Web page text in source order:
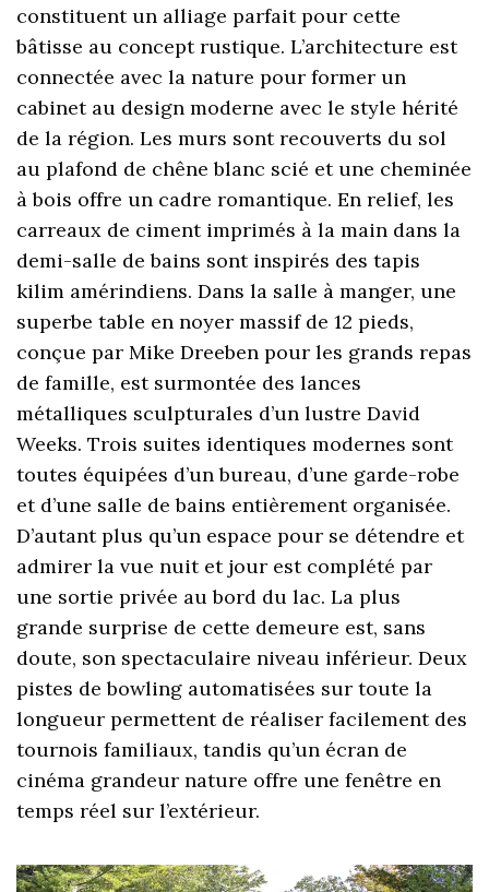
constituent un alliage parfait pour cette
bâtisse au concept rustique. L’architecture est
connectée avec la nature pour former un
cabinet au design moderne avec le style hérité
de la région. Les murs sont recouverts du sol
au plafond de chêne blanc scié et une cheminée
à bois offre un cadre romantique. En relief, les
carreaux de ciment imprimés à la main dans la
demi-salle de bains sont inspirés des tapis
kilim amérindiens. Dans la salle à manger, une
superbe table en noyer massif de 12 pieds,
conçue par Mike Dreeben pour les grands repas
de famille, est surmontée des lances
métalliques sculpturales d’un lustre David
Weeks. Trois suites identiques modernes sont
toutes équipées d’un bureau, d’une garde-robe
et d’une salle de bains entièrement organisée.
D’autant plus qu’un espace pour se détendre et
admirer la vue nuit et jour est complété par
une sortie privée au bord du lac. La plus
grande surprise de cette demeure est, sans
doute, son spectaculaire niveau inférieur. Deux
pistes de bowling automatisées sur toute la
longueur permettent de réaliser facilement des
tournois familiaux, tandis qu’un écran de
cinéma grandeur nature offre une fenêtre en
temps réel sur l’extérieur.